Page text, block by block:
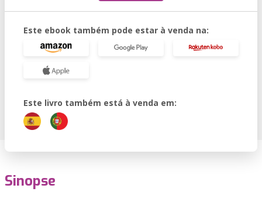
Este ebook também pode estar à venda na:
Este livro também está à venda em:
Sinopse